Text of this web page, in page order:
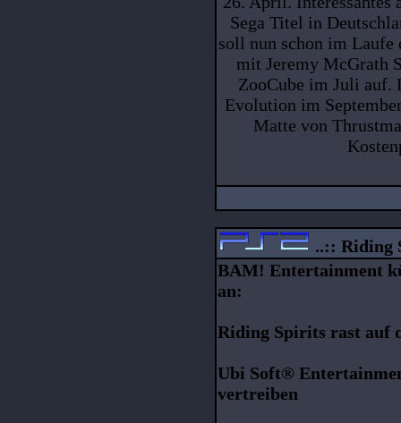
Sega Titel in
soll nun schon im Laufe
mit Jeremy McGrath
ZooCube im Juli auf.
Evolution im
Matte von
..:: Riding
BAM! Entertainment
an:
Riding Spirits rast auf
Ubi Soft®
vertreiben